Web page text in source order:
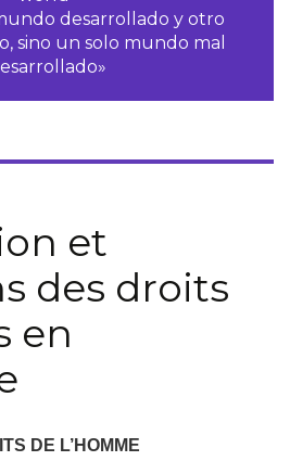
desarrollado y otro
sino un solo mundo mal
et
des droits
en
DE L’HOMME